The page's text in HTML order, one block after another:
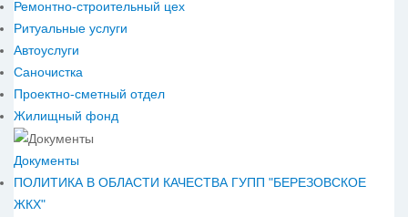
Ремонтно-строительный цех
Ритуальные услуги
Автоуслуги
Саночистка
Проектно-сметный отдел
Жилищный фонд
Документы
ПОЛИТИКА В ОБЛАСТИ КАЧЕСТВА ГУПП "БЕРЕЗОВСКОЕ
ЖКХ"